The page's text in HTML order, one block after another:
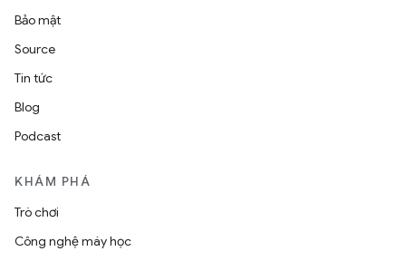
Bảo mật
Source
Tin tức
Blog
Podcast
KHÁM PHÁ
Trò chơi
Công nghệ máy học